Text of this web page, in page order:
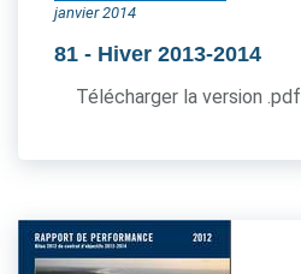
janvier 2014
81 - Hiver 2013-2014
Télécharger la version .pdf